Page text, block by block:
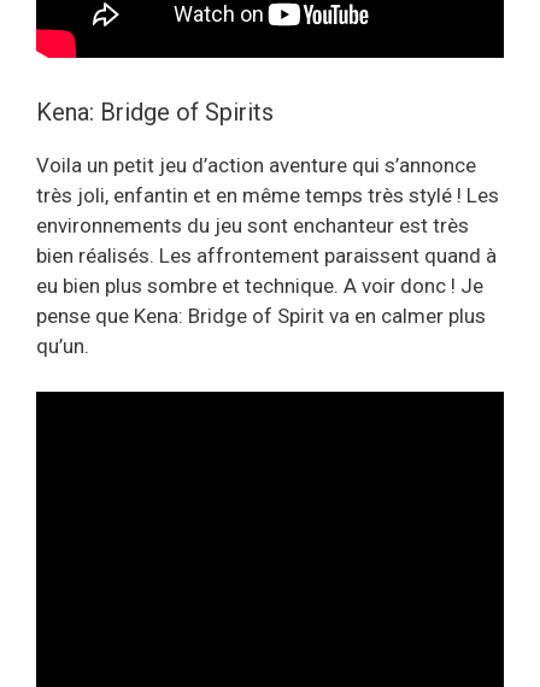
Kena: Bridge of Spirits
Voila un petit jeu d’action aventure qui s’annonce
très joli, enfantin et en même temps très stylé ! Les
environnements du jeu sont enchanteur est très
bien réalisés. Les affrontement paraissent quand à
eu bien plus sombre et technique. A voir donc ! Je
pense que Kena: Bridge of Spirit va en calmer plus
qu’un.